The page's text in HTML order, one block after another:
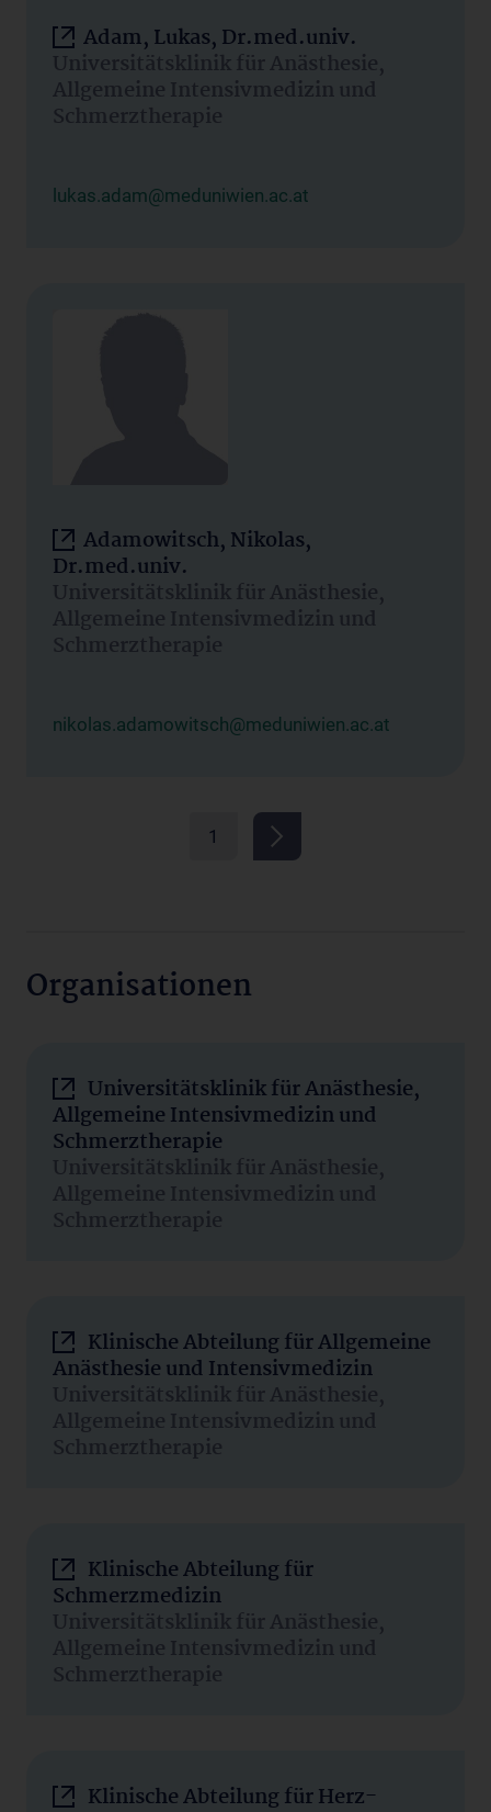
Adam, Lukas, Dr.med.univ.
Universitätsklinik für Anästhesie,
Allgemeine Intensivmedizin und
Schmerztherapie
lukas.adam@meduniwien.ac.at
Adamowitsch, Nikolas,
Dr.med.univ.
Universitätsklinik für Anästhesie,
Allgemeine Intensivmedizin und
Schmerztherapie
nikolas.adamowitsch@meduniwien.ac.at
1
Organisationen
Universitätsklinik für Anästhesie,
Allgemeine Intensivmedizin und
Schmerztherapie
Universitätsklinik für Anästhesie,
Allgemeine Intensivmedizin und
Schmerztherapie
Klinische Abteilung für Allgemeine
Anästhesie und Intensivmedizin
Universitätsklinik für Anästhesie,
Allgemeine Intensivmedizin und
Schmerztherapie
Klinische Abteilung für
Schmerzmedizin
Universitätsklinik für Anästhesie,
Allgemeine Intensivmedizin und
Schmerztherapie
Klinische Abteilung für Herz-